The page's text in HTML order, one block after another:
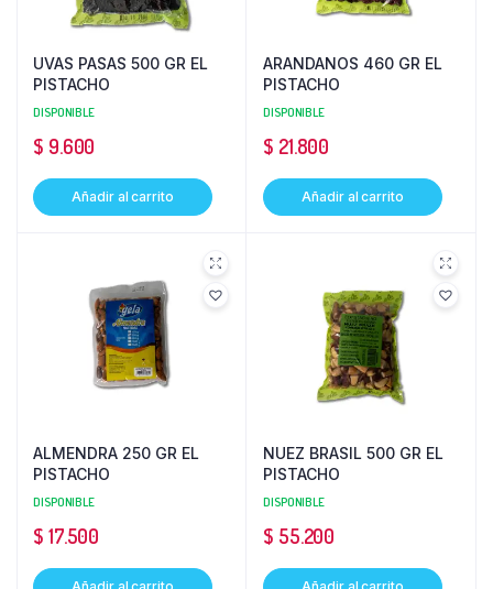
UVAS PASAS 500 GR EL
PISTACHO
DISPONIBLE
$ 9.600
Añadir al carrito
ARANDANOS 460 GR EL
PISTACHO
DISPONIBLE
$ 21.800
Añadir al carrito
ALMENDRA 250 GR EL
PISTACHO
DISPONIBLE
$ 17.500
NUEZ BRASIL 500 GR EL
PISTACHO
DISPONIBLE
$ 55.200